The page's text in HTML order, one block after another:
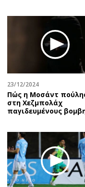
23/12/2024
Πώς η Μοσάντ
στη Χεζμπολάχ
παγιδευμένους